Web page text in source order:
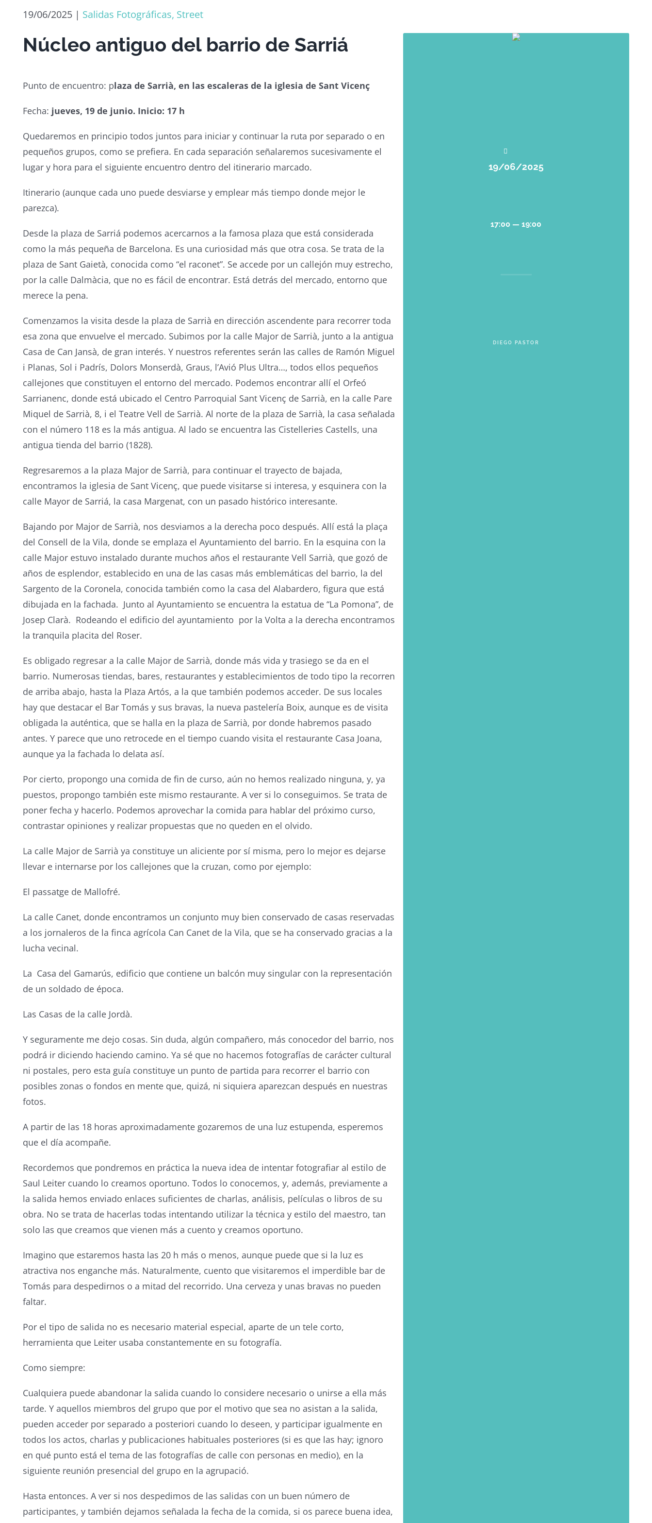
19/06/2025 | Salidas Fotográficas, Street
Núcleo antiguo del barrio de Sarriá
Punto de encuentro: plaza de Sarrià, en las escaleras de la iglesia de Sant Vicenç
Fecha: jueves, 19 de junio. Inicio: 17 h
Quedaremos en principio todos juntos para iniciar y continuar la ruta por separado o en
pequeños grupos, como se prefiera. En cada separación señalaremos sucesivamente el
lugar y hora para el siguiente encuentro dentro del itinerario marcado.
Itinerario (aunque cada uno puede desviarse y emplear más tiempo donde mejor le
parezca).
Desde la plaza de Sarriá podemos acercarnos a la famosa plaza que está considerada
como la más pequeña de Barcelona. Es una curiosidad más que otra cosa. Se trata de la
plaza de Sant Gaietà, conocida como “el raconet”. Se accede por un callejón muy estrecho,
por la calle Dalmàcia, que no es fácil de encontrar. Está detrás del mercado, entorno que
merece la pena.
Comenzamos la visita desde la plaza de Sarrià en dirección ascendente para recorrer toda
esa zona que envuelve el mercado. Subimos por la calle Major de Sarrià, junto a la antigua
Casa de Can Jansà, de gran interés. Y nuestros referentes serán las calles de Ramón Miguel
i Planas, Sol i Padrís, Dolors Monserdà, Graus, l’Avió Plus Ultra…, todos ellos pequeños
callejones que constituyen el entorno del mercado. Podemos encontrar allí el Orfeó
Sarrianenc, donde está ubicado el Centro Parroquial Sant Vicenç de Sarrià, en la calle Pare
Miquel de Sarrià, 8, i el Teatre Vell de Sarrià. Al norte de la plaza de Sarrià, la casa señalada
con el número 118 es la más antigua. Al lado se encuentra las Cistelleries Castells, una
antigua tienda del barrio (1828).
Regresaremos a la plaza Major de Sarrià, para continuar el trayecto de bajada,
encontramos la iglesia de Sant Vicenç, que puede visitarse si interesa, y esquinera con la
calle Mayor de Sarriá, la casa Margenat, con un pasado histórico interesante.
Bajando por Major de Sarrià, nos desviamos a la derecha poco después. Allí está la plaça
del Consell de la Vila, donde se emplaza el Ayuntamiento del barrio. En la esquina con la
calle Major estuvo instalado durante muchos años el restaurante Vell Sarrià, que gozó de
años de esplendor, establecido en una de las casas más emblemáticas del barrio, la del
Sargento de la Coronela, conocida también como la casa del Alabardero, figura que está
dibujada en la fachada. Junto al Ayuntamiento se encuentra la estatua de “La Pomona”, de
Josep Clarà. Rodeando el edificio del ayuntamiento por la Volta a la derecha encontramos
la tranquila placita del Roser.
Es obligado regresar a la calle Major de Sarrià, donde más vida y trasiego se da en el
barrio. Numerosas tiendas, bares, restaurantes y establecimientos de todo tipo la recorren
de arriba abajo, hasta la Plaza Artós, a la que también podemos acceder. De sus locales
hay que destacar el Bar Tomás y sus bravas, la nueva pastelería Boix, aunque es de visita
obligada la auténtica, que se halla en la plaza de Sarrià, por donde habremos pasado
antes. Y parece que uno retrocede en el tiempo cuando visita el restaurante Casa Joana,
aunque ya la fachada lo delata así.
Por cierto, propongo una comida de fin de curso, aún no hemos realizado ninguna, y, ya
puestos, propongo también este mismo restaurante. A ver si lo conseguimos. Se trata de
poner fecha y hacerlo. Podemos aprovechar la comida para hablar del próximo curso,
contrastar opiniones y realizar propuestas que no queden en el olvido.
La calle Major de Sarrià ya constituye un aliciente por sí misma, pero lo mejor es dejarse
llevar e internarse por los callejones que la cruzan, como por ejemplo:
El passatge de Mallofré.
La calle Canet, donde encontramos un conjunto muy bien conservado de casas reservadas
a los jornaleros de la finca agrícola Can Canet de la Vila, que se ha conservado gracias a la
lucha vecinal.
La Casa del Gamarús, edificio que contiene un balcón muy singular con la representación
de un soldado de época.
Las Casas de la calle Jordà.
Y seguramente me dejo cosas. Sin duda, algún compañero, más conocedor del barrio, nos
podrá ir diciendo haciendo camino. Ya sé que no hacemos fotografías de carácter cultural
ni postales, pero esta guía constituye un punto de partida para recorrer el barrio con
posibles zonas o fondos en mente que, quizá, ni siquiera aparezcan después en nuestras
fotos.
A partir de las 18 horas aproximadamente gozaremos de una luz estupenda, esperemos
que el día acompañe.
Recordemos que pondremos en práctica la nueva idea de intentar fotografiar al estilo de
Saul Leiter cuando lo creamos oportuno. Todos lo conocemos, y, además, previamente a
la salida hemos enviado enlaces suficientes de charlas, análisis, películas o libros de su
obra. No se trata de hacerlas todas intentando utilizar la técnica y estilo del maestro, tan
solo las que creamos que vienen más a cuento y creamos oportuno.
Imagino que estaremos hasta las 20 h más o menos, aunque puede que si la luz es
atractiva nos enganche más. Naturalmente, cuento que visitaremos el imperdible bar de
Tomás para despedirnos o a mitad del recorrido. Una cerveza y unas bravas no pueden
faltar.
Por el tipo de salida no es necesario material especial, aparte de un tele corto,
herramienta que Leiter usaba constantemente en su fotografía.
Como siempre:
Cualquiera puede abandonar la salida cuando lo considere necesario o unirse a ella más
tarde. Y aquellos miembros del grupo que por el motivo que sea no asistan a la salida,
pueden acceder por separado a posteriori cuando lo deseen, y participar igualmente en
todos los actos, charlas y publicaciones habituales posteriores (si es que las hay; ignoro
en qué punto está el tema de las fotografías de calle con personas en medio), en la
siguiente reunión presencial del grupo en la agrupació.
Hasta entonces. A ver si nos despedimos de las salidas con un buen número de
participantes, y también dejamos señalada la fecha de la comida, si os parece buena idea,
19/06/2025
17:00 — 19:00
DIEGO PASTOR